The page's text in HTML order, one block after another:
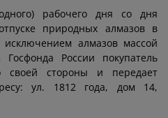
рабочего дня со дня
природных алмазов в
алмазов массой
России покупатель
своей стороны и передает
ул. 1812 года, дом 14,